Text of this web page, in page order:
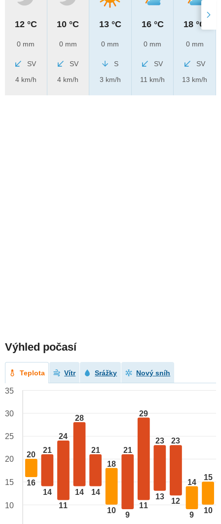
12 °C
0 mm
SV
4 km/h
10 °C
0 mm
SV
4 km/h
13 °C
0 mm
S
3 km/h
16 °C
0 mm
SV
11 km/h
18 °C
0 mm
SV
13 km/h
Výhled počasí
Teplota Vítr Srážky Nový sníh
20
16
21
14
24
11
28
14
21
14
18
10
21
9
29
11
23
13
23
12
14
9
15
10
35
30
25
20
15
10